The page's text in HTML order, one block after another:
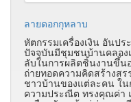
ลายดอกกุหลาบ
หัตกรรมเครื่องเงิน อันป
ปัจจุบันมีชุมชนบ้านคลอง
ลับในการผลิตชิ้นงานขึ้น
ถ่ายทอดความคิดสร้างส
ชาวบ้านของแต่ละคน ใ
ความประณีต ทรงคุณค่า